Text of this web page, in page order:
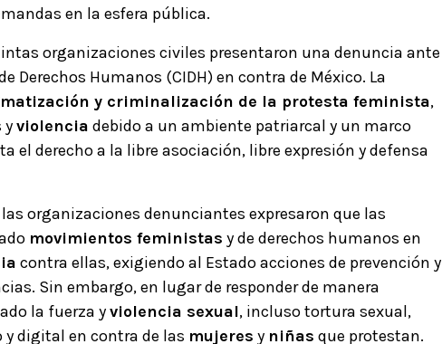
en la esfera pública.
organizaciones civiles presentaron una denuncia ante
Derechos Humanos (CIDH) en contra de México. La
y criminalización de la protesta feminista,
yviolencia debido a un ambiente patriarcal y un marco
el derecho a la libre asociación, libre expresión y defensa
las organizaciones denunciantes expresaron que las
movimientos feministas y de derechos humanos en
contra ellas, exigiendo al Estado acciones de prevención y
Sin embargo, en lugar de responder de manera
la fuerza yviolencia sexual, incluso tortura sexual,
digital en contra de las mujeres y niñas que protestan.